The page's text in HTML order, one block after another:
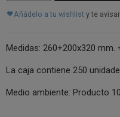
Añádelo a tu wishlist y te
Medidas: 260+200x320 mm.
La caja contiene 250
Medio ambiente: Producto